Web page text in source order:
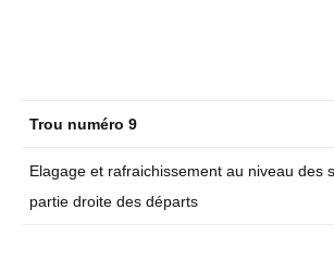
Trou numéro 9
Elagage et rafraichissement au niveau des
partie droite des départs